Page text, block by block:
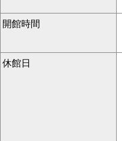
開館時間
休館日